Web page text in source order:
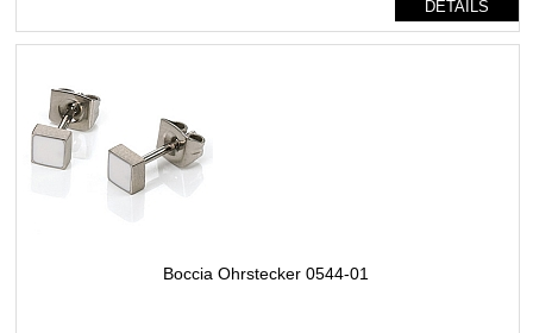
DETAILS
Boccia Ohrstecker 0544-01